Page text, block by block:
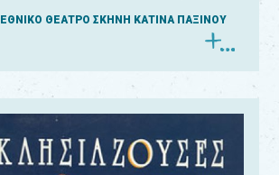
ΕΘΝΙΚΟ ΘΕΑΤΡΟ ΣΚΗΝΗ ΚΑΤΙΝΑ ΠΑΞΙΝΟΥ